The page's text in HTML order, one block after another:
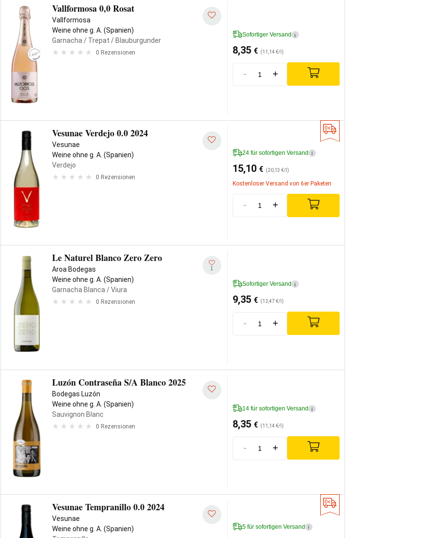
Vallformosa 0,0 Rosat
Vallformosa
Weine ohne g. A. (Spanien)
Garnacha / Trepat / Blauburgunder
0 Rezensionen
Sofortiger Versand i
8,35 € (11,14 €/l)
- +
Vesunae Verdejo 0.0 2024
Vesunae
Weine ohne g. A. (Spanien)
Verdejo
0 Rezensionen
24 für sofortigen Versand i
15,10 € (20,13 €/l)
Kostenloser Versand von 6er Paketen
- +
Le Naturel Blanco Zero Zero
Aroa Bodegas
Weine ohne g. A. (Spanien)
Garnacha Blanca / Viura
0 Rezensionen
1
Sofortiger Versand i
9,35 € (12,47 €/l)
- +
Luzón Contraseña S/A Blanco 2025
Bodegas Luzón
Weine ohne g. A. (Spanien)
Sauvignon Blanc
0 Rezensionen
14 für sofortigen Versand i
8,35 € (11,14 €/l)
- +
Vesunae Tempranillo 0.0 2024
Vesunae
Weine ohne g. A. (Spanien)
5 für sofortigen Versand i